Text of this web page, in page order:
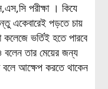
পরীক্ষা । কিযে
একেবারেই পড়তে চায়
ভর্তিই হতে পারবে
তার মেয়ের জন্য
বলে আক্ষেপ করতে থাকেন